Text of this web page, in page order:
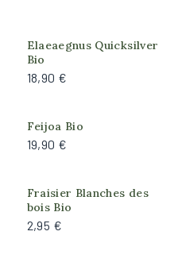
Les originaux
Caduc
Port de la plante
Elaeaegnus Quicksilver
Bio
18,90 €
Feijoa Bio
19,90 €
Fraisier Blanches des
bois Bio
2,95 €